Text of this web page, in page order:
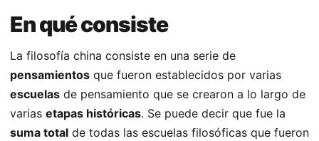
En qué consiste
La filosofía china consiste en una serie de
pensamientos que fueron establecidos por varias
escuelas de pensamiento que se crearon a lo largo de
varias etapas históricas. Se puede decir que fue la
suma total de todas las escuelas filosóficas que fueron